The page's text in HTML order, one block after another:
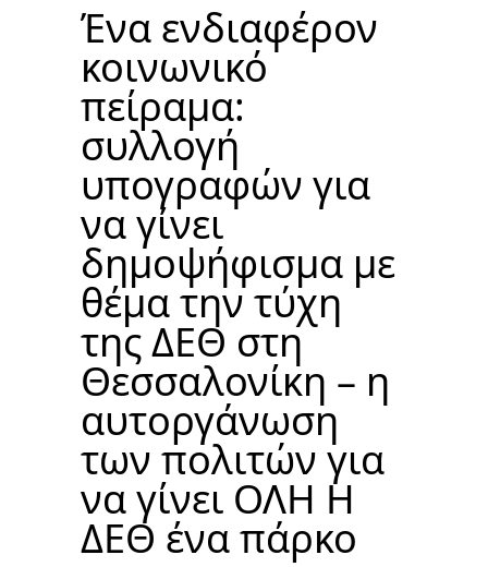
Ένα ενδιαφέρον
κοινωνικό
πείραμα:
συλλογή
υπογραφών για
να γίνει
δημοψήφισμα με
θέμα την τύχη
της ΔΕΘ στη
Θεσσαλονίκη – η
αυτοργάνωση
των πολιτών για
να γίνει ΟΛΗ Η
ΔΕΘ ένα πάρκο